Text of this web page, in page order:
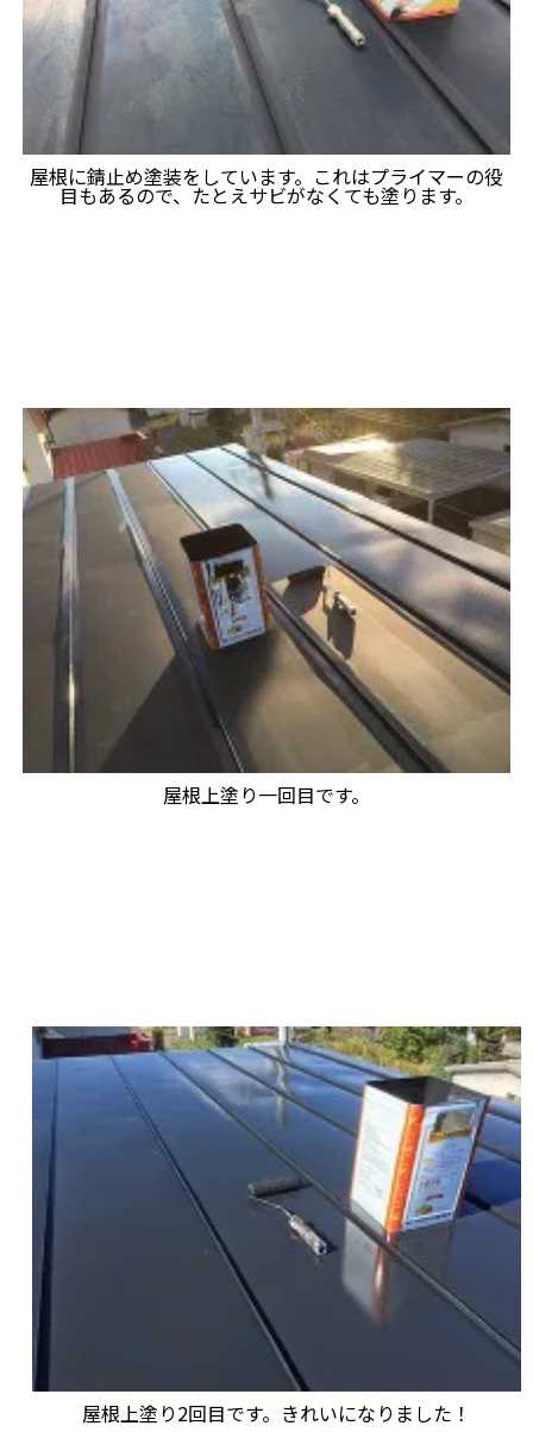
屋根に錆止め塗装をしています。これはプライマーの役
目もあるので、たとえサビがなくても塗ります。
屋根上塗り一回目です。
屋根上塗り2回目です。きれいになりました！